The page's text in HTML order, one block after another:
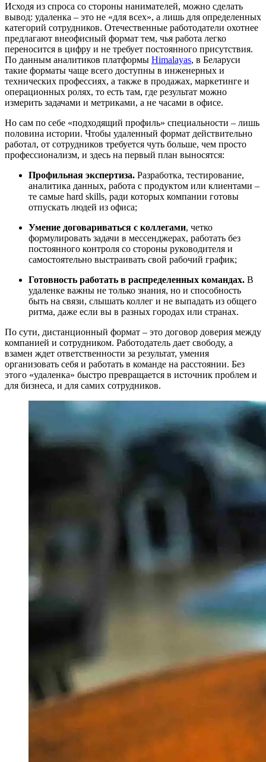
Исходя из спроса со стороны нанимателей, можно сделать
вывод: удаленка – это не «для всех», а лишь для определенных
категорий сотрудников. Отечественные работодатели охотнее
предлагают внеофисный формат тем, чья работа легко
переносится в цифру и не требует постоянного присутствия.
По данным аналитиков платформы Himalayas, в Беларуси
такие форматы чаще всего доступны в инженерных и
технических профессиях, а также в продажах, маркетинге и
операционных ролях, то есть там, где результат можно
измерить задачами и метриками, а не часами в офисе.
Но сам по себе «подходящий профиль» специальности – лишь
половина истории. Чтобы удаленный формат действительно
работал, от сотрудников требуется чуть больше, чем просто
профессионализм, и здесь на первый план выносятся:
Профильная экспертиза. Разработка, тестирование,
аналитика данных, работа с продуктом или клиентами –
те самые hard skills, ради которых компании готовы
отпускать людей из офиса;
Умение договариваться с коллегами, четко
формулировать задачи в мессенджерах, работать без
постоянного контроля со стороны руководителя и
самостоятельно выстраивать свой рабочий график;
Готовность работать в распределенных командах. В
удаленке важны не только знания, но и способность
быть на связи, слышать коллег и не выпадать из общего
ритма, даже если вы в разных городах или странах.
По сути, дистанционный формат – это договор доверия между
компанией и сотрудником. Работодатель дает свободу, а
взамен ждет ответственности за результат, умения
организовать себя и работать в команде на расстоянии. Без
этого «удаленка» быстро превращается в источник проблем и
для бизнеса, и для самих сотрудников.